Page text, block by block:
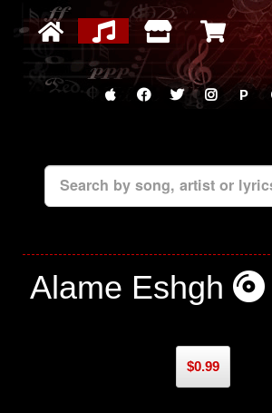
P
Search by song, artist or
Alame Eshgh
$0.99